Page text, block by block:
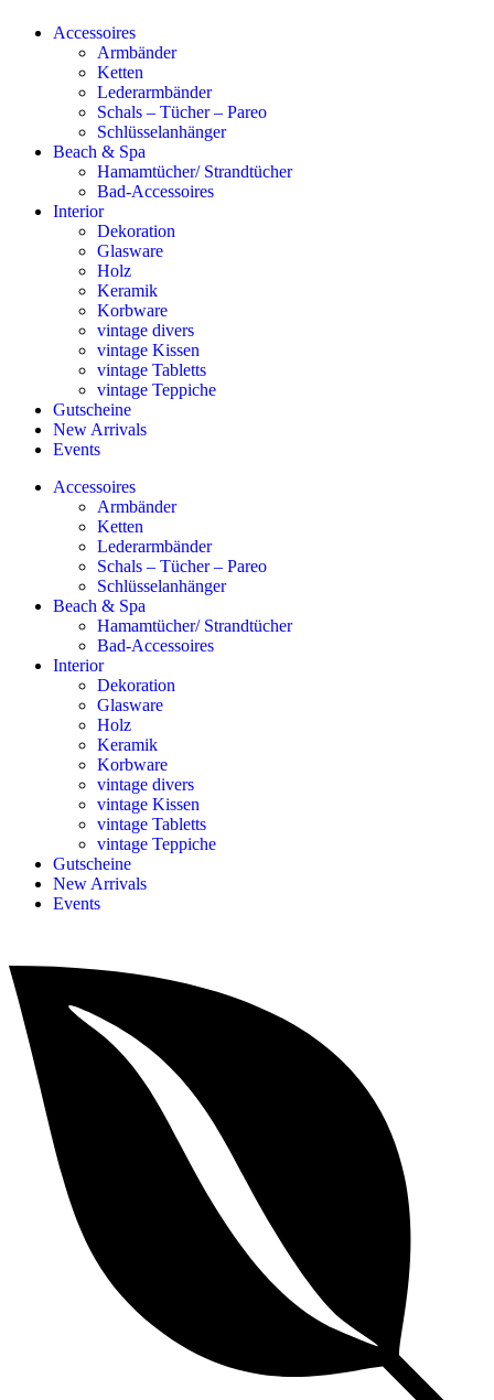
Accessoires
Armbänder
Ketten
Lederarmbänder
Schals – Tücher – Pareo
Schlüsselanhänger
Beach & Spa
Hamamtücher/ Strandtücher
Bad-Accessoires
Interior
Dekoration
Glasware
Holz
Keramik
Korbware
vintage divers
vintage Kissen
vintage Tabletts
vintage Teppiche
Gutscheine
New Arrivals
Events
Accessoires
Armbänder
Ketten
Lederarmbänder
Schals – Tücher – Pareo
Schlüsselanhänger
Beach & Spa
Hamamtücher/ Strandtücher
Bad-Accessoires
Interior
Dekoration
Glasware
Holz
Keramik
Korbware
vintage divers
vintage Kissen
vintage Tabletts
vintage Teppiche
Gutscheine
New Arrivals
Events